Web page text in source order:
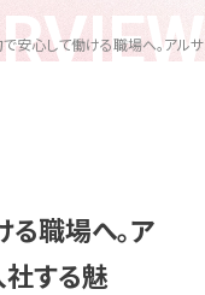
で安心して働ける職場へ
職場へ。ア
社する魅